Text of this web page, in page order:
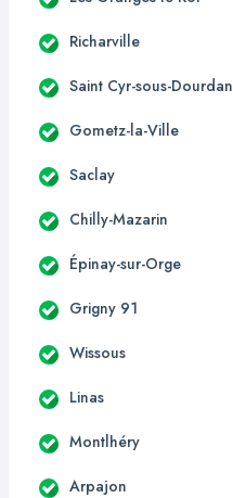
Richarville
Saint Cyr-sous-Dourdan
Gometz-la-Ville
Saclay
Chilly-Mazarin
Épinay-sur-Orge
Grigny 91
Wissous
Linas
Montlhéry
Arpajon